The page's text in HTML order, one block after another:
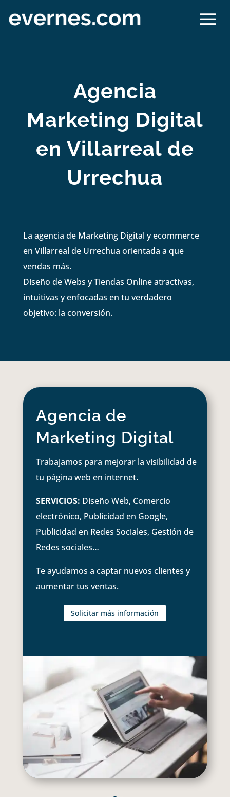
Agencia
Marketing Digital
en Villarreal de
Urrechua
La agencia de Marketing Digital y ecommerce
en Villarreal de Urrechua orientada a que
vendas más.
Diseño de Webs y Tiendas Online atractivas,
intuitivas y enfocadas en tu verdadero
objetivo: la conversión.
Agencia de
Marketing Digital
Trabajamos para mejorar la visibilidad de
tu página web en internet.
SERVICIOS: Diseño Web, Comercio
electrónico, Publicidad en Google,
Publicidad en Redes Sociales, Gestión de
Redes sociales…
Te ayudamos a captar nuevos clientes y
aumentar tus ventas.
Solicitar más información